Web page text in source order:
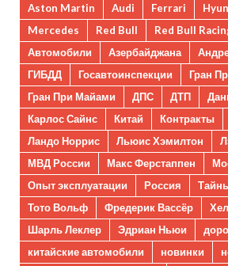
Aston Martin Audi Ferrari
Mercedes
Red Bull Red Bull
Автомобили
Азербайджана
ГИБДД
Госавтоинспекции
Гран
Гран При Майами
ДПС ДТП
Карлос Сайнс
Китай Контракты
Ландо Норрис
Льюис Хэмилтон
МВД России
Макс Ферстаппен
Опыт эксплуатации
Россия
Тото Вольф
Фредерик Вассёр
Шарль Леклер
Эдриан Ньюи
китайские автомобили
новинки